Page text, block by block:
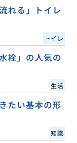
れる」トイレ
トイレ
栓」の人気の
生活
たい基本の形
知識